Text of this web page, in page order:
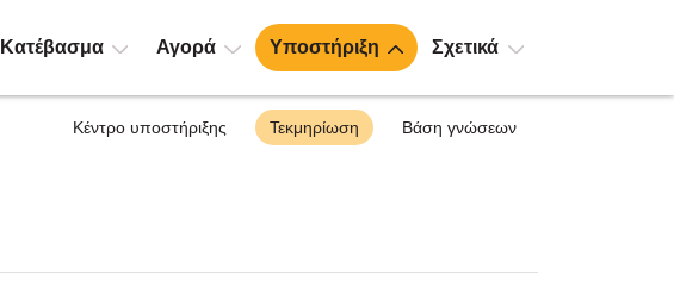
Κατέβασμα Αγορά Υποστήριξη Σχετικά
Κέντρο υποστήριξης Τεκμηρίωση Βάση γνώσεων